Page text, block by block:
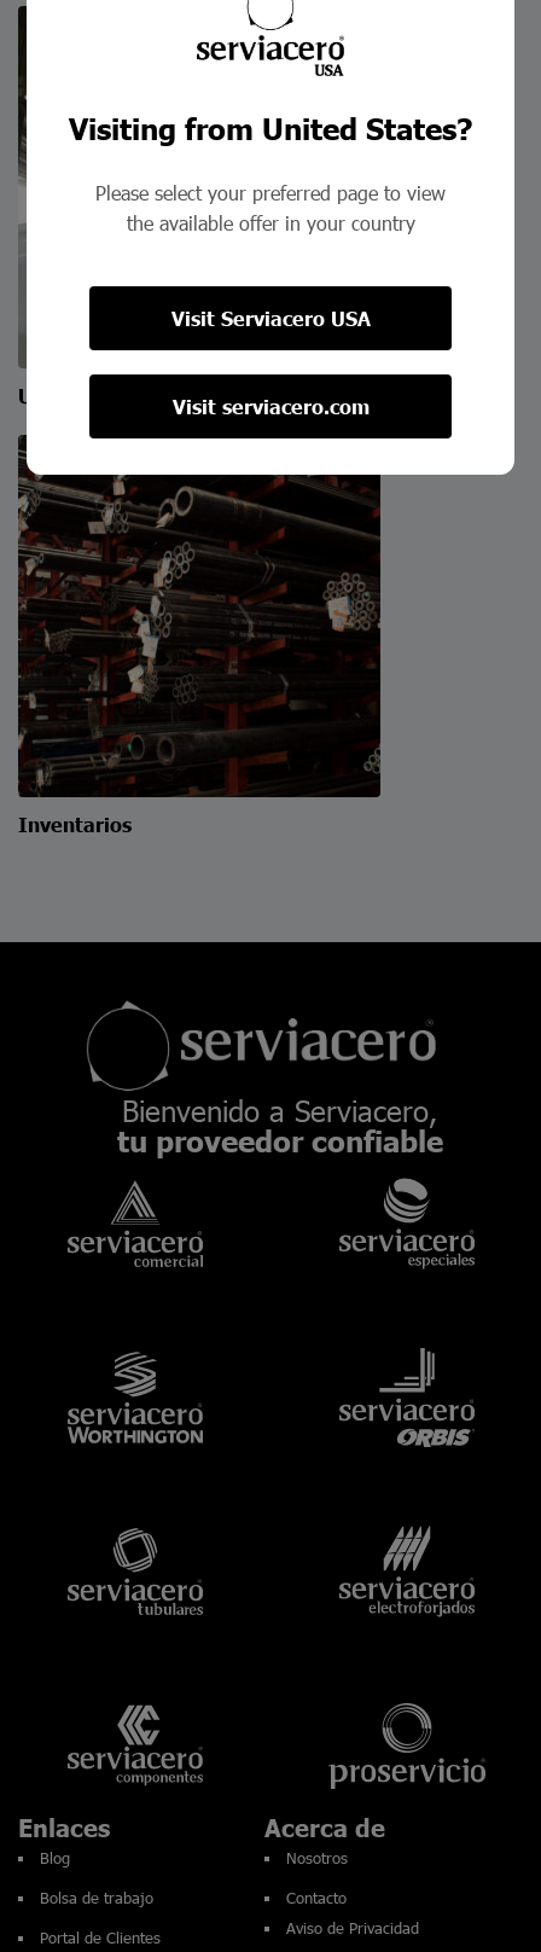
Unidades de Reparto
Inventarios
Bienvenido a Serviacero,
tu proveedor confiable
Enlaces
Blog
Bolsa de trabajo
Portal de Clientes
Acerca de
Nosotros
Contacto
Aviso de Privacidad
Visiting from United States?
Please select your preferred page to view
the available offer in your country
Visit Serviacero USA
Visit serviacero.com